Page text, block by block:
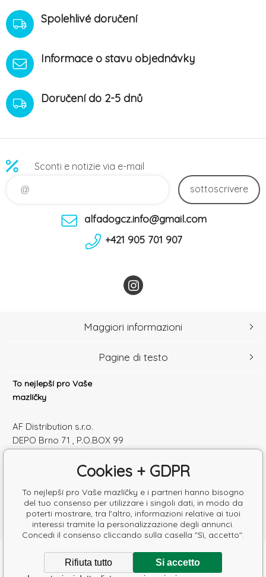
a dalšímu dSpolehlivé doručení
Informace o stavu objednávky
Doručení do 2-5 dnů
Sconti e notizie via e-mail
sottoscrivere
alfadogcz.info@gmail.com
+421 905 701 907
To nejlepší pro Vaše
mazlíčky
AF Distribution s.r.o.
DEPO Brno 71 , P.O.BOX 99
Česká republika
Partita IVA: SK2120864328
Maggiori informazioni
Pagine di testo
Copyright © 2026 AF Distribution s.r.o.
Cookies + GDPR
To nejlepší pro Vaše mazlíčky e i partneri hanno bisogno
del tuo consenso per utilizzare i singoli dati, in modo da
poterti mostrare, tra l'altro, informazioni relative ai tuoi
interessi tramite la personalizzazione degli annunci.
Concedi il consenso cliccando sulla casella "Sì, accetto".
Rifiuta tutto Si accetto